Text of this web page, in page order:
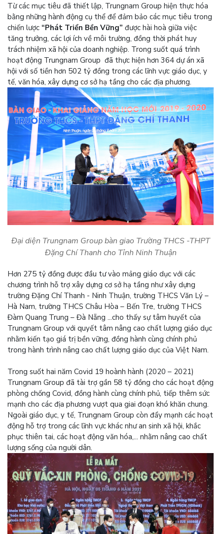
Từ các mục tiêu đã thiết lập, Trungnam Group hiện thực hóa
bằng những hành động cụ thể để đảm bảo các mục tiêu trong
chiến lược “Phát Triển Bền Vững” được hài hoà giữa việc
tăng trưởng, các lợi ích về môi trường, đồng thời phát huy
trách nhiệm xã hội của doanh nghiệp. Trong suốt quá trình
hoạt động Trungnam Group đã thực hiện hơn 364 dự án xã
hội với số tiền hơn 502 tỷ đồng trong các lĩnh vực giáo dục, y
tế, văn hóa, xây dựng cơ sở hạ tầng cho các địa phương.
Đại diện Trungnam Group bàn giao Trường THCS -THPT
Đặng Chí Thanh cho Tỉnh Ninh Thuận
Hơn 275 tỷ đồng được đầu tư vào mảng giáo dục với các
chương trình hỗ trợ xây dựng cơ sở hạ tầng như xây dựng
trường Đặng Chí Thanh - Ninh Thuận, trường THCS Văn Lý –
Hà Nam, trường THCS Châu Hòa – Bến Tre, trường THCS
Đàm Quang Trung – Đà Nẵng ...cho thấy sự tâm huyết của
Trungnam Group với quyết tâm nâng cao chất lượng giáo dục
nhằm kiến tạo giá trị bền vững, đồng hành cùng chính phủ
trong hành trình nâng cao chất lượng giáo dục của Việt Nam.
Trong suốt hai năm Covid 19 hoành hành (2020 – 2021)
Trungnam Group đã tài trợ gần 58 tỷ đồng cho các hoạt động
phòng chống Covid, đồng hành cùng chính phủ, tiếp thêm sức
mạnh cho các địa phương vượt qua giai đoạn khó khăn chung.
Ngoài giáo dục, y tế, Trungnam Group còn đẩy mạnh các hoạt
động hỗ trợ trong các lĩnh vực khác như an sinh xã hội, khắc
phục thiên tai, các hoạt động văn hóa,... nhằm nâng cao chất
lượng sống của người dân.